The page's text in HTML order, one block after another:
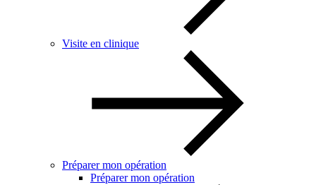
Visite en clinique
Préparer mon opération
Préparer mon opération